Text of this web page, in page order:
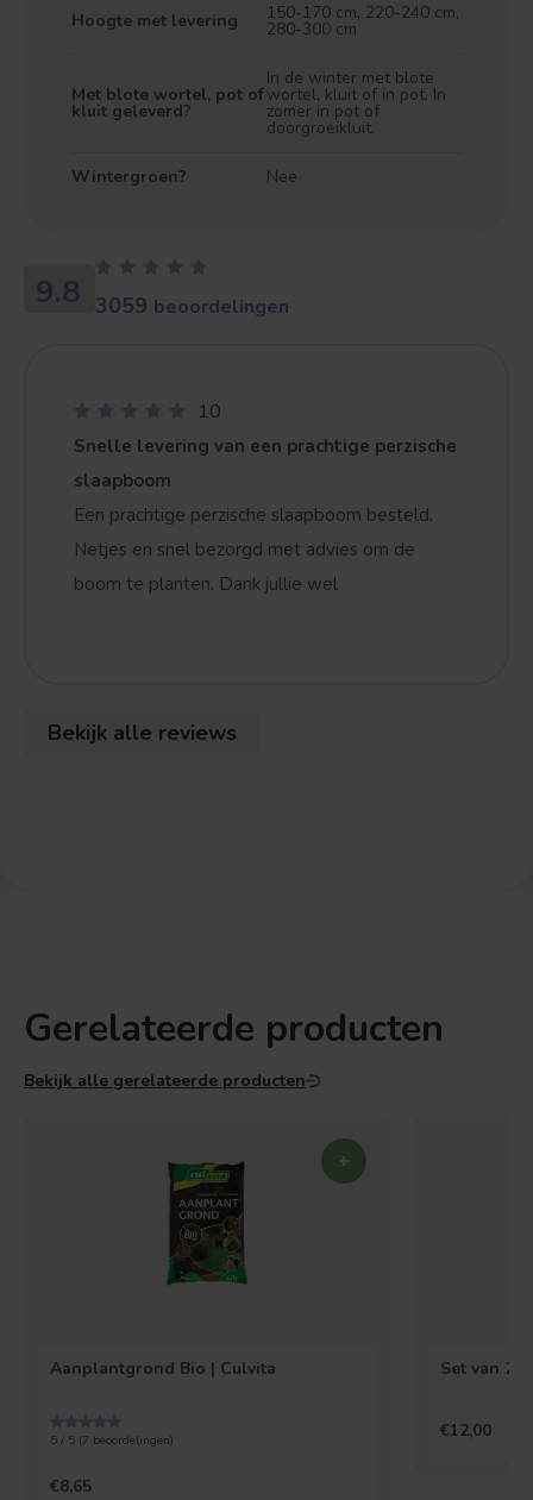
Hoogte met levering 150-170 cm, 220-240 cm,
280-300 cm
Met blote wortel, pot of
kluit geleverd?
In de winter met blote
wortel, kluit of in pot. In
zomer in pot of
doorgroeikluit.
Wintergroen? Nee
9.8 3059 beoordelingen
10
Snelle levering van een prachtige perzische
slaapboom
Een prachtige perzische slaapboom besteld.
Netjes en snel bezorgd met advies om de
boom te planten. Dank jullie wel
Bekijk alle reviews
Gerelateerde producten
Bekijk alle gerelateerde producten
Aanplantgrond Bio | Culvita
5 / 5 (7 beoordelingen)
€8,65
Set van 2
€12,00